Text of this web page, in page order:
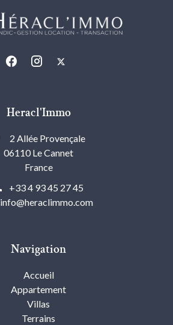
Heracl'Immo
2 Allée Provençale
06110 Le Cannet
France
+33 4 93 45 27 45
info@heraclimmo.com
Navigation
Accueil
Appartement
Villas
Terrains